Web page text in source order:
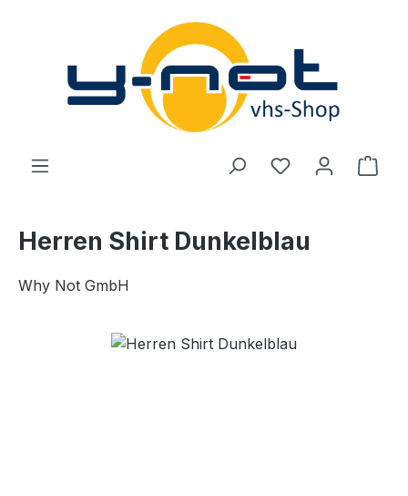
Zum Hauptinhalt springen
Du hast 0
Herren Shirt Dunkelblau
Why Not GmbH
Bildergalerie überspringen